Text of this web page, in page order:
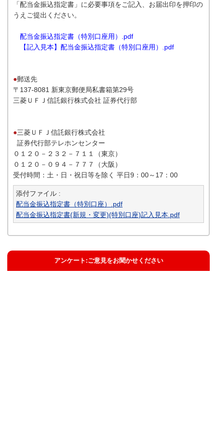
「配当金振込指定書」に必要事項をご記入、お届出印を押印の
うえご提出ください。
配当金振込指定書（特別口座用）.pdf
【記入見本】配当金振込指定書（特別口座用）.pdf
●郵送先
〒137-8081 新東京郵便局私書箱第29号
三菱ＵＦＪ信託銀行株式会社 証券代行部
●三菱ＵＦＪ信託銀行株式会社
証券代行部テレホンセンター
０１２０－２３２－７１１（東京）
０１２０－０９４－７７７（大阪）
受付時間：土・日・祝日等を除く 平日9：00～17：00
添付ファイル :
配当金振込指定書（特別口座）.pdf
配当金振込指定書(新規・変更)(特別口座)記入見本.pdf
アンケート:ご意見をお聞かせください